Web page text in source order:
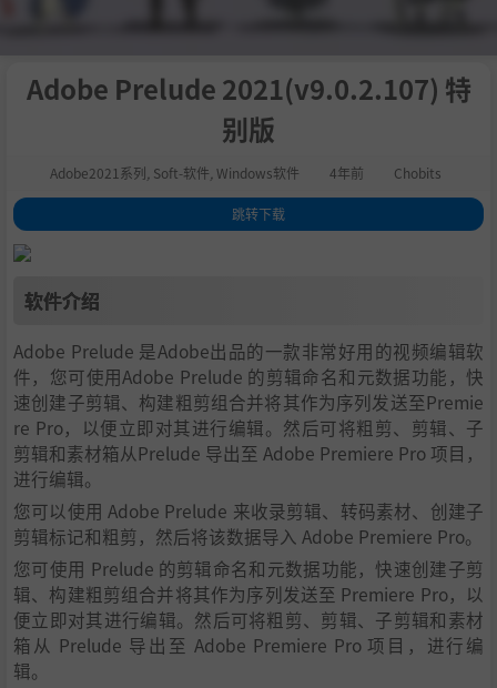
Adobe Prelude 2021(v9.0.2.107) 特
别版
Adobe2021系列 Soft-软件 Windows软件 4年前 Chobits
跳转下载
1
软件介绍
Adobe Prelude 是Adobe出品的一款非常好用的视频编辑软
件，您可使用Adobe Prelude 的剪辑命名和元数据功能，快
速创建子剪辑、构建粗剪组合并将其作为序列发送至Premie
re Pro，以便立即对其进行编辑。然后可将粗剪、剪辑、子
剪辑和素材箱从Prelude 导出至 Adobe Premiere Pro 项目，
进行编辑。
您可以使用 Adobe Prelude 来收录剪辑、转码素材、创建子
剪辑标记和粗剪，然后将该数据导入 Adobe Premiere Pro。
您可使用 Prelude 的剪辑命名和元数据功能，快速创建子剪
辑、构建粗剪组合并将其作为序列发送至 Premiere Pro，以
便立即对其进行编辑。然后可将粗剪、剪辑、子剪辑和素材
箱从 Prelude 导出至 Adobe Premiere Pro 项目，进行编
辑。